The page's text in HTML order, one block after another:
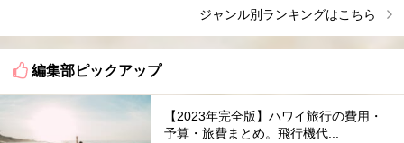
ジャンル別ランキングはこちら
編集部ピックアップ
【2023年完全版】ハワイ旅行の費用・
予算・旅費まとめ。飛行機代...